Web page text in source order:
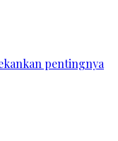
pentingnya